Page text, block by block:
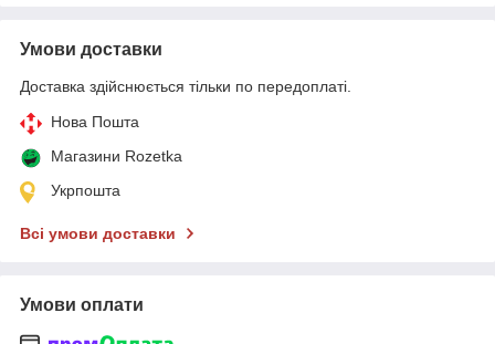
Умови доставки
Доставка здійснюється тільки по передоплаті.
Нова Пошта
Магазини Rozetka
Укрпошта
Всі умови доставки
Умови оплати